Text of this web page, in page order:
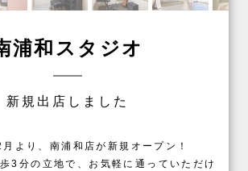
浦和スタジオ
新規出店しました
より、南浦和店が新規オープン！
3分の立地で、お気軽に通っていただけ